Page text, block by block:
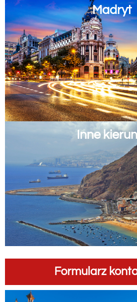
Madryt
Inne
Formularz